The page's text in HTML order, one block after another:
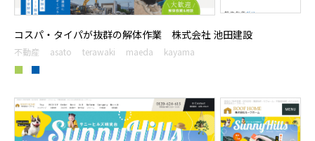
コスパ・タイパが抜群の解体作業 株式会社 池田建設
不動産 asato terawaki maeda kayama
■ ■